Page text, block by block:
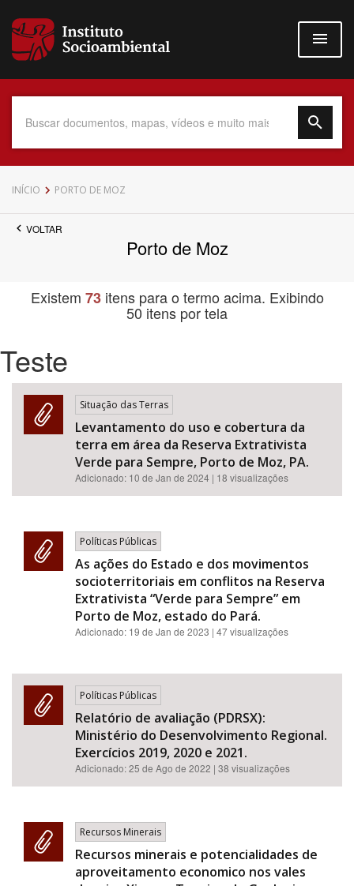
para
conteúdo
Data do Documento
Tema
Área Protegida
INÍCIO PORTO DE MOZ
VOLTAR
Porto de Moz
Existem 73itens para o termo acima. Exibindo
50 itens por tela
Teste
Situação das Terras
Levantamento do uso e cobertura da
terra em área da Reserva Extrativista
Verde para Sempre, Porto de Moz, PA.
Adicionado: 10 de Jan de 2024 | 18 visualizações
Políticas Públicas
As ações do Estado e dos movimentos
socioterritoriais em conflitos na Reserva
Extrativista “Verde para Sempre” em
Porto de Moz, estado do Pará.
Adicionado: 19 de Jan de 2023 | 47 visualizações
Políticas Públicas
Relatório de avaliação (PDRSX):
Ministério do Desenvolvimento Regional.
Exercícios 2019, 2020 e 2021.
Adicionado:25 de Ago de 2022 | 38 visualizações
Recursos Minerais
Recursos minerais e potencialidades de
aproveitamento economico nos vales